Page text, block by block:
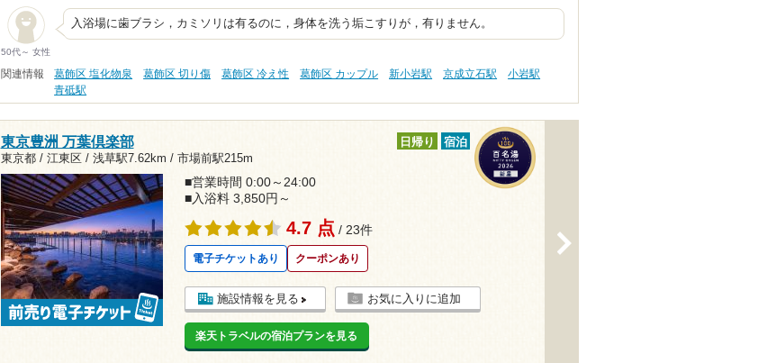
50代～ 女性
入浴場に歯ブラシ，カミソリは有るのに，身体を洗う垢こすりが，有りません。
関連情報 葛飾区 塩化物泉 葛飾区 切り傷 葛飾区 冷え性 葛飾区 カップル 新小岩駅 京成立石駅
小岩駅
青砥駅
東京豊洲 万葉倶楽部
東京都 / 江東区 / 浅草駅7.62km / 市場前駅215m
日帰り 宿泊
■営業時間 0:00～24:00
■入浴料 3,850円～
4.7 点 / 23件
電子チケットあり クーポンあり
施設情報を見る お気に入りに追加
楽天トラベルの宿泊プランを見る